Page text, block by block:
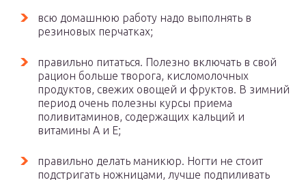
всю домашнюю работу надо выполнять в
резиновых перчатках;
правильно питаться. Полезно включать в свой
рацион больше творога, кисломолочных
продуктов, свежих овощей и фруктов. В зимний
период очень полезны курсы приема
поливитаминов, содержащих кальций и
витамины А и Е;
правильно делать маникюр. Ногти не стоит
подстригать ножницами, лучше подпиливать